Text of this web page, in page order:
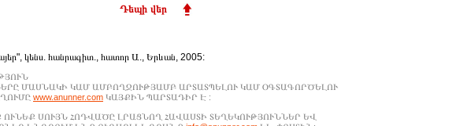
Դեպի վեր
կենս. հանրագիտ., հատոր Ա., Երևան, 2005:
ՄԱՍՆԱԿԻ ԿԱՄ ԱՄԲՈՂՋՈՒԹՅԱՄԲ ԱՐՏԱՏՊԵԼՈՒ ԿԱՄ ՕԳՏԱԳՈՐԾԵԼՈՒ
www.anunner.com ԿԱՅՔԻՆ ՊԱՐՏԱԴԻՐ Է :
ՈՒՆԵՔ ՍՈՒՅՆ ՀՈԴՎԱԾԸ ԼՐԱՑՆՈՂ ՀԱՎԱՍՏԻ ՏԵՂԵԿՈՒԹՅՈՒՆՆԵՐ ԵՎ